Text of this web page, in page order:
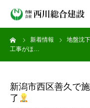
新着情報 地盤沈
工事がほ…
新潟市西区善久で
了
会社案内